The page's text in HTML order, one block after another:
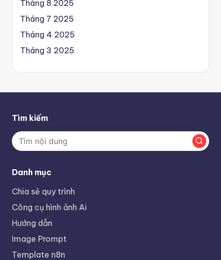
Tháng 8 2025
Tháng 7 2025
Tháng 4 2025
Tháng 3 2025
Tìm kiếm
Danh mục
Chia sẻ quy trình
Công cụ hình ảnh Ai
Hướng dẫn
Image Prompt
Template n8n